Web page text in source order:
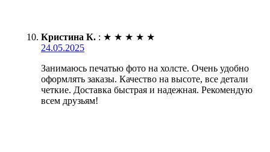
Кристина К. : ★ ★ ★ ★ ★
24.05.2025
Занимаюсь печатью фото на холсте. Очень удобно
оформлять заказы. Качество на высоте, все детали
четкие. Доставка быстрая и надежная. Рекомендую
всем друзьям!